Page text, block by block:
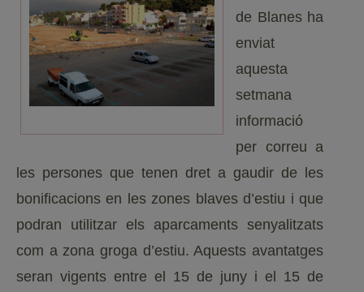
de Blanes ha
enviat
aquesta
setmana
informació
per correu a
les persones que tenen dret a gaudir de les
bonificacions en les zones blaves d’estiu i que
podran utilitzar els aparcaments senyalitzats
com a zona groga d’estiu. Aquests avantatges
seran vigents entre el 15 de juny i el 15 de